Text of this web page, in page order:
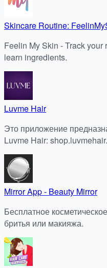
Skincare Routine:
Feelin My Skin - Track
learn ingredients.
Luvme Hair
Это приложение
Luvme Hair:
Mirror App - Beauty Mirror
Бесплатное
бритья или макияжа.